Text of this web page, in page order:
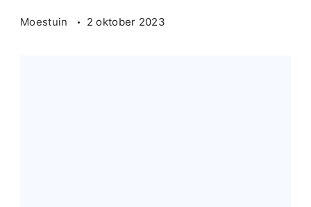
Moestuin 2 oktober 2023